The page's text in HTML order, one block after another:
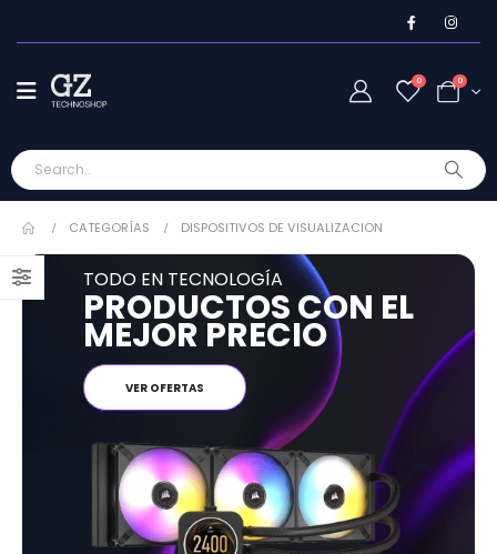
0 0
CATEGORÍAS DISPOSITIVOS DE VISUALIZACION
TODO EN TECNOLOGÍA
PRODUCTOS CON EL
MEJOR PRECIO
VER OFERTAS